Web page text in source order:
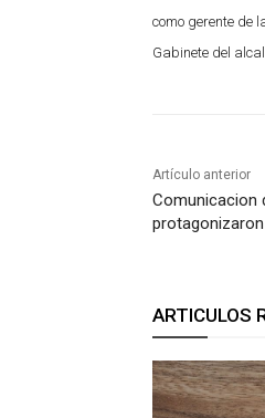
como gerente de
Gabinete del
Artículo anterior
Comunicacion
ARTICULOS